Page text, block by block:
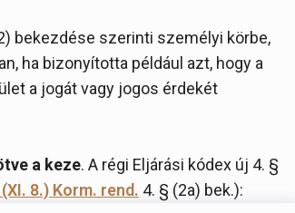
bekezdése szerinti személyi körbe,
ha bizonyította például azt, hogy a
a jogát vagy jogos érdekét
a keze. A régi Eljárási kódex új 4. §
8.) Korm. rend. 4. § (2a) bek.):